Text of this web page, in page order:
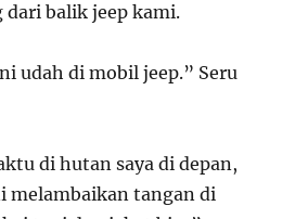
dari balik jeep kami.
udah di mobil jeep.” Seru
di hutan saya di depan,
melambaikan tangan di